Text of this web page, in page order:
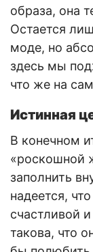
образа, она
Остается
моде, но
здесь мы
что же на
Истинная
В конечном
«роскошной
заполнить
надеется,
счастливой
такова, что